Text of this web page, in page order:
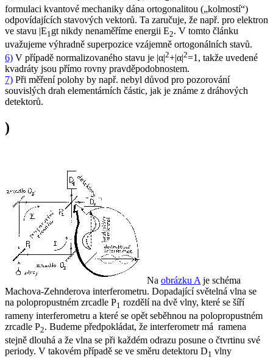
formulaci kvantové mechaniky dána ortogonalitou („kolmostí“)
odpovídajících stavových vektorů. Ta zaručuje, že např. pro elektron
ve stavu |E1 gt nikdy nenaměříme energii E2. V tomto článku
uvažujeme výhradně superpozice vzájemně ortogonálních stavů.
6) V případě normalizovaného stavu je |α|2+|α|2=1, takže uvedené
kvadráty jsou přímo rovny pravděpodobnostem.
7) Při měření polohy by např. nebyl důvod pro pozorování
souvislých drah elementárních částic, jak je známe z dráhových
detektorů.
)
Na obrázku A je schéma
Machova-Zehnderova interferometru. Dopadající světelná vlna se
na polopropustném zrcadle P1 rozdělí na dvě vlny, které se šíří
rameny interferometru a které se opět seběhnou na polopropustném
zrcadle P2. Budeme předpokládat, že interferometr má ramena
stejně dlouhá a že vlna se při každém odrazu posune o čtvrtinu své
periody. V takovém případě se ve směru detektoru D1 vlny